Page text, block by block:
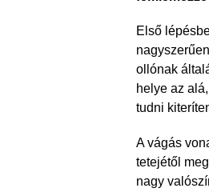
Első
ollónak
helye az
tudni
A vágás
tetejétől
nagy